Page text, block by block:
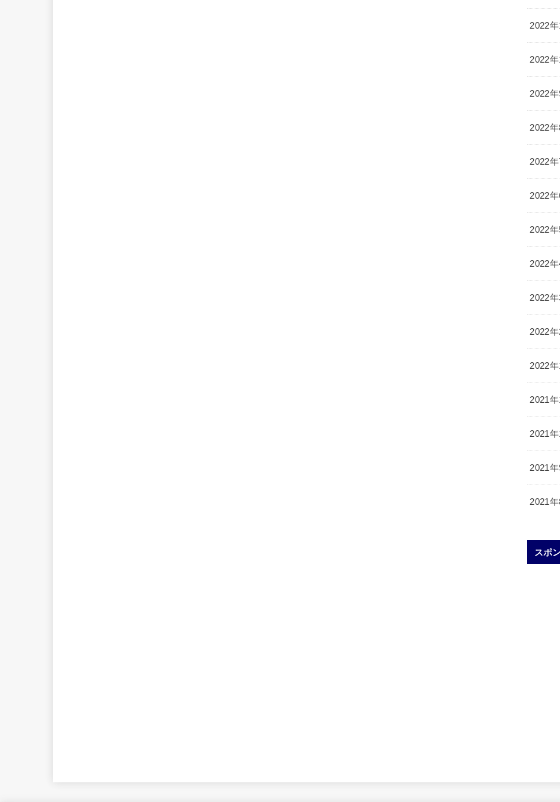
2022年
2022年
2022年
2022年
2022年
2022年
2022年
2022年
2022年
2022年
2022年
2021年
2021年
2021年
2021年
スポ